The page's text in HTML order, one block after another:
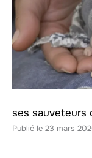
ses sauveteurs
23 mars